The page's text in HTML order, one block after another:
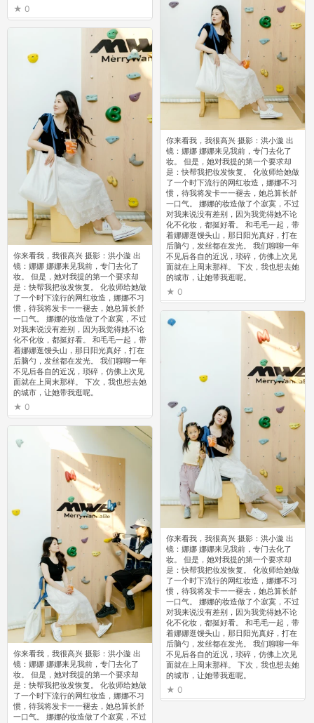
你来看我，我很高兴 摄影：洪小漩 出
镜：娜娜 娜娜来见我前，专门去化了
妆。 但是，她对我提的第一个要求却
是：快帮我把妆发恢复。 化妆师给她做
了一个时下流行的网红妆造，娜娜不习
惯，待我将发卡一一褪去，她总算长舒
一口气。 娜娜的妆造做了个寂寞，不过
你来看我，我很高兴 摄影：洪小漩 出
镜：娜娜 娜娜来见我前，专门去化了
妆。 但是，她对我提的第一个要求却
是：快帮我把妆发恢复。 化妆师给她做
了一个时下流行的网红妆造，娜娜不习
惯，待我将发卡一一褪去，她总算长舒
一口气。 娜娜的妆造做了个寂寞，不过
对我来说没有差别，因为我觉得她不论
化不化妆，都挺好看。 和毛毛一起，带
着娜娜逛馒头山，那日阳光真好，打在
后脑勺，发丝都在发光。 我们聊聊一年
不见后各自的近况，琐碎，仿佛上次见
面就在上周末那样。 下次，我也想去她
的城市，让她带我逛呢。
0
你来看我，我很高兴 摄影：洪小漩 出
镜：娜娜 娜娜来见我前，专门去化了
妆。 但是，她对我提的第一个要求却
是：快帮我把妆发恢复。 化妆师给她做
了一个时下流行的网红妆造，娜娜不习
惯，待我将发卡一一褪去，她总算长舒
一口气。 娜娜的妆造做了个寂寞，不过
对我来说没有差别，因为我觉得她不论
化不化妆，都挺好看。 和毛毛一起，带
着娜娜逛馒头山，那日阳光真好，打在
后脑勺，发丝都在发光。 我们聊聊一年
不见后各自的近况，琐碎，仿佛上次见
面就在上周末那样。 下次，我也想去她
的城市，让她带我逛呢。
0
0
你来看我，我很高兴 摄影：洪小漩 出
镜：娜娜 娜娜来见我前，专门去化了
妆。 但是，她对我提的第一个要求却
是：快帮我把妆发恢复。 化妆师给她做
了一个时下流行的网红妆造，娜娜不习
惯，待我将发卡一一褪去，她总算长舒
一口气。 娜娜的妆造做了个寂寞，不过
对我来说没有差别，因为我觉得她不论
化不化妆，都挺好看。 和毛毛一起，带
着娜娜逛馒头山，那日阳光真好，打在
后脑勺，发丝都在发光。 我们聊聊一年
不见后各自的近况，琐碎，仿佛上次见
面就在上周末那样。 下次，我也想去她
的城市，让她带我逛呢。
0